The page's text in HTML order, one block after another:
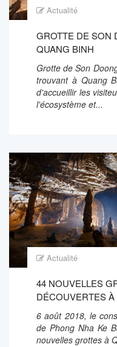
Actualité
GROTTE DE SON
QUANG BINH
Grotte de Son
trouvant à Quang
d'accueillir les
l'écosystème et...
Actualité
44 NOUVELLES
DÉCOUVERTES
6 août 2018, le
de Phong Nha Ke
nouvelles grottes à